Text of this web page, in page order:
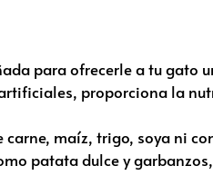
para ofrecerle a tu
proporciona la
maíz, trigo, soya ni
patata dulce y